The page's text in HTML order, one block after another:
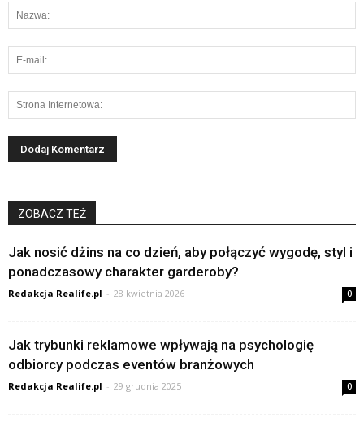
ZOBACZ TEŻ
Jak nosić dżins na co dzień, aby połączyć wygodę, styl i
ponadczasowy charakter garderoby?
Redakcja Realife.pl - 28 kwietnia 2026 0
Jak trybunki reklamowe wpływają na psychologię
odbiorcy podczas eventów branżowych
Redakcja Realife.pl - 29 grudnia 2025 0